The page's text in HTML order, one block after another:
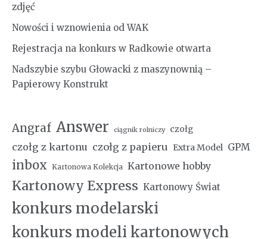
zdjęć
Nowości i wznowienia od WAK
Rejestracja na konkurs w Radkowie otwarta
Nadszybie szybu Głowacki z maszynownią –
Papierowy Konstrukt
Angraf Answer ciągnik rolniczy czołg
czołg z kartonu czołg z papieru Extra Model GPM
inbox Kartonowa Kolekcja Kartonowe hobby
Kartonowy Express Kartonowy Świat
konkurs modelarski
konkurs modeli kartonowych